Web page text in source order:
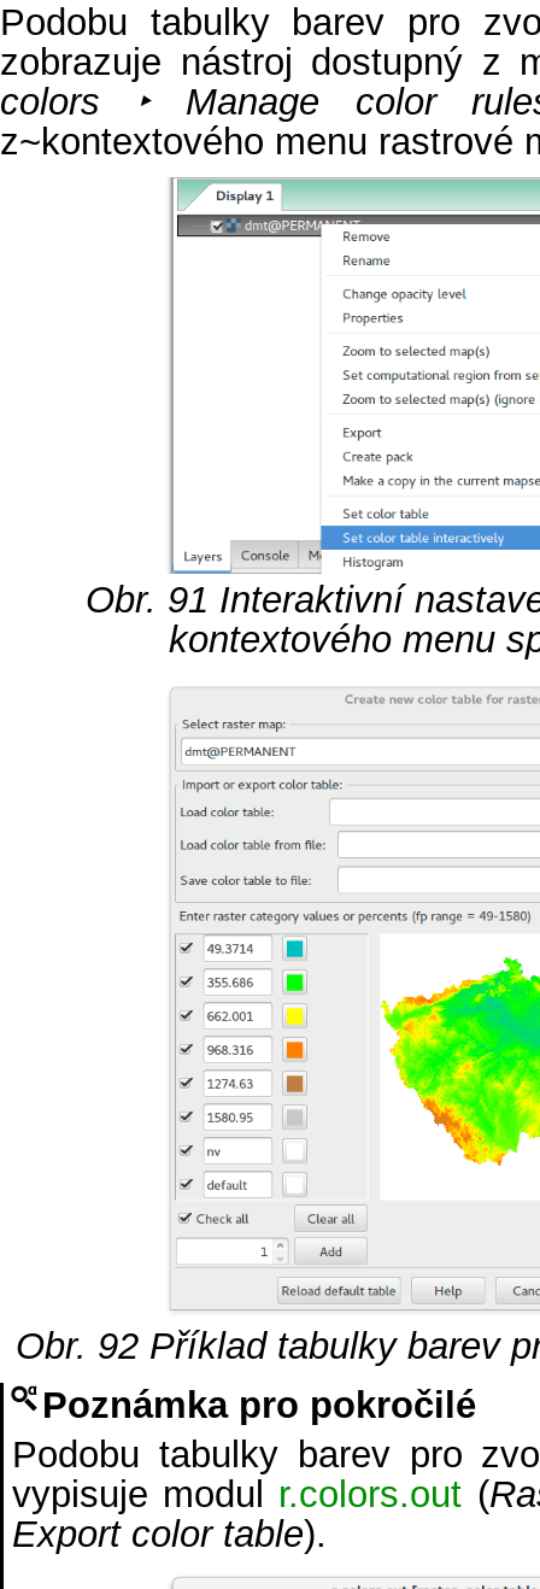
Podobu tabulky barev pro
zobrazuje nástroj dostupný z
colors ‣ Manage color
z~kontextového menu rastrové
Obr. 91 Interaktivní
kontextového menu
Obr. 92 Příklad tabulky barev
Poznámka pro pokročilé
Podobu tabulky barev pro
vypisuje modul r.colors.out (
Export color table).